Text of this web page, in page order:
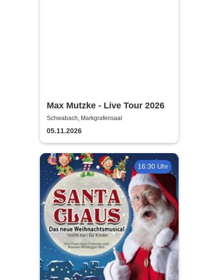
Max Mutzke - Live Tour 2026
Schwabach, Markgrafensaal
05.11.2026
16:30 Uhr